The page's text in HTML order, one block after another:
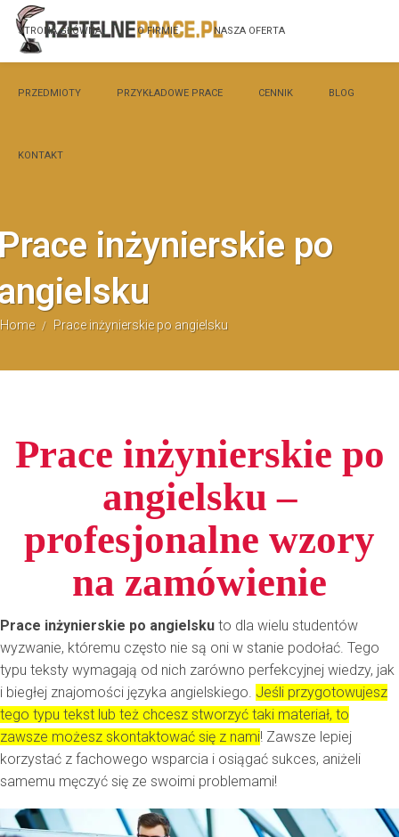
STRONA GŁÓWNA O FIRMIE NASZA OFERTA
PRZEDMIOTY PRZYKŁADOWE PRACE CENNIK BLOG
KONTAKT
inżynierskie po
Home / Prace inżynierskie po angielsku
Prace inżynierskie po
angielsku –
profesjonalne wzory
na zamówienie
Prace inżynierskie po angielsku to dla wielu studentów
wyzwanie, któremu często nie są oni w stanie podołać. Tego
typu teksty wymagają od nich zarówno perfekcyjnej wiedzy, jak
i biegłej znajomości języka angielskiego. Jeśli przygotowujesz
tego typu tekst lub też chcesz stworzyć taki materiał, to
zawsze możesz skontaktować się z nami! Zawsze lepiej
korzystać z fachowego wsparcia i osiągać sukces, aniżeli
samemu męczyć się ze swoimi problemami!